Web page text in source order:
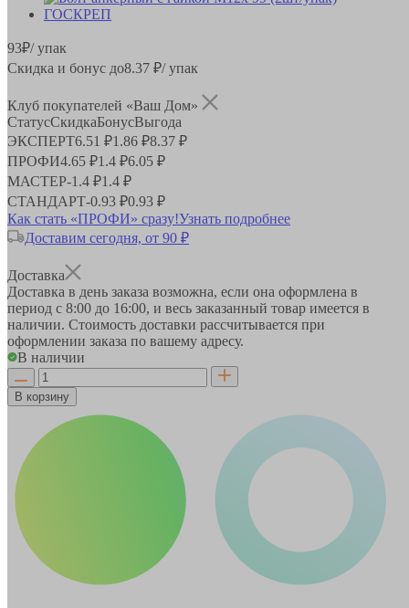
93₽/ упак
Скидка и бонус до8.37 ₽/ упак
Клуб покупателей «Ваш Дом»
СтатусСкидкаБонусВыгода
ЭКСПЕРТ6.51 ₽1.86 ₽8.37 ₽
ПРОФИ4.65 ₽1.4 ₽6.05 ₽
МАСТЕР-1.4 ₽1.4 ₽
СТАНДАРТ-0.93 ₽0.93 ₽
Как стать «ПРОФИ» сразу!Узнать подробнее
Доставим сегодня, от 90 ₽
Доставка
Доставка в день заказа возможна, если она оформлена в
период с 8:00 до 16:00, и весь заказанный товар имеется в
наличии. Стоимость доставки рассчитывается при
оформлении заказа по вашему адресу.
В наличии
В корзину